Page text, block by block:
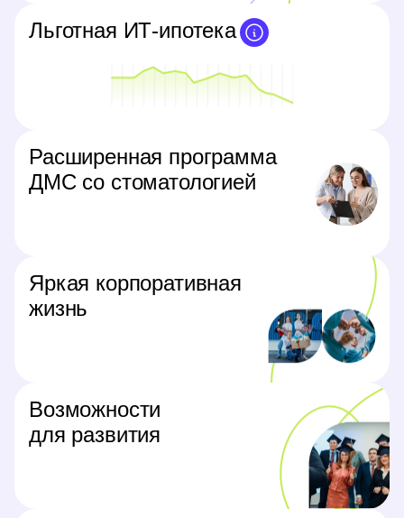
Расширенная программа
ДМС со стоматологией
Льготная ИТ-ипотека
Яркая корпоративная
жизнь
Возможности
для развития